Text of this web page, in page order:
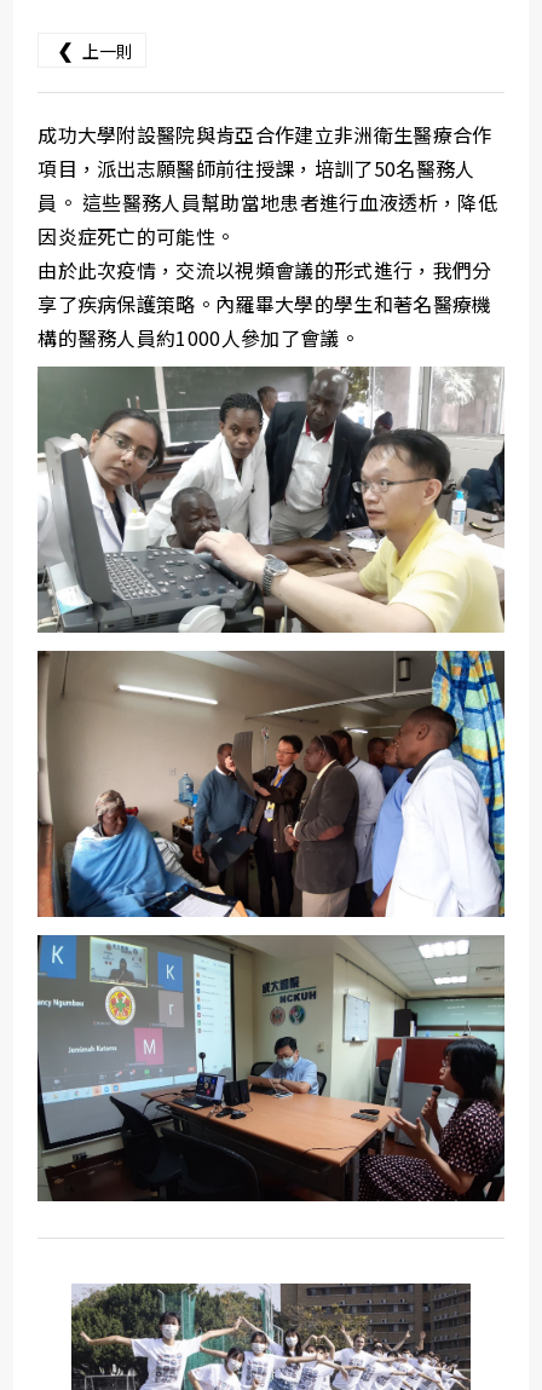
❮ 上一則
成功大學附設醫院與肯亞合作建立非洲衛生醫療合作
項目，派出志願醫師前往授課，培訓了50名醫務人
員。 這些醫務人員幫助當地患者進行血液透析，降低
因炎症死亡的可能性。
由於此次疫情，交流以視頻會議的形式進行，我們分
享了疾病保護策略。內羅畢大學的學生和著名醫療機
構的醫務人員約1000人參加了會議。